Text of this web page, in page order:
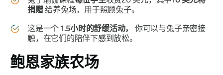
捐赠给养兔场，用于照顾兔子。
这是一个 1.5小时的舒缓活动，
你可以与兔子亲密接
触，在它们的陪伴下感到放松。
鲍恩家族农场